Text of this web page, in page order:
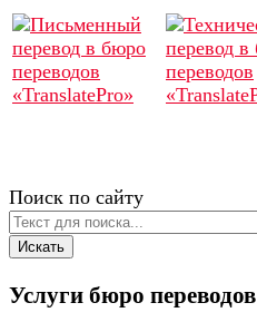
Поиск по сайту
Искать
Услуги бюро переводов